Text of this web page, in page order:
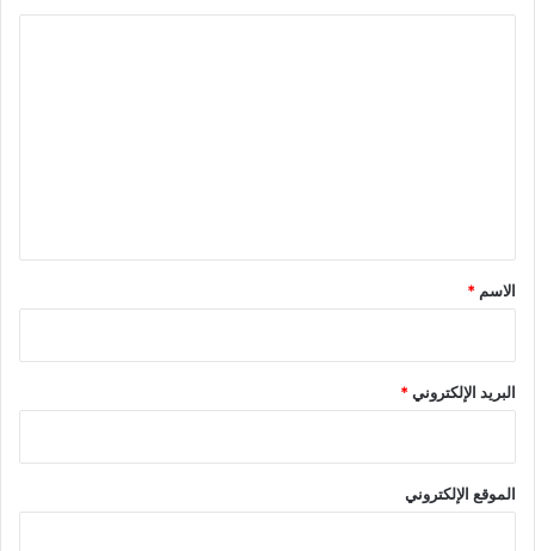
*
الاسم *
البريد الإلكتروني*
الموقع الإلكتروني